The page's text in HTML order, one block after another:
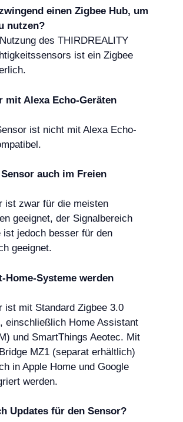
einen Zigbee Hub, um
nutzen?
des THIRDREALITY
ist ein Zigbee
mit Alexa Echo-Geräten
ist nicht mit Alexa Echo-
auch im Freien
ist zwar für die meisten
geeignet, der Signalbereich
ist jedoch besser für den
geeignet.
Home-Systeme werden
ist mit Standard Zigbee 3.0
einschließlich Home Assistant
und SmartThings Aeotec. Mit
MZ1 (separat erhältlich)
in Apple Home und Google
werden.
Updates für den Sensor?